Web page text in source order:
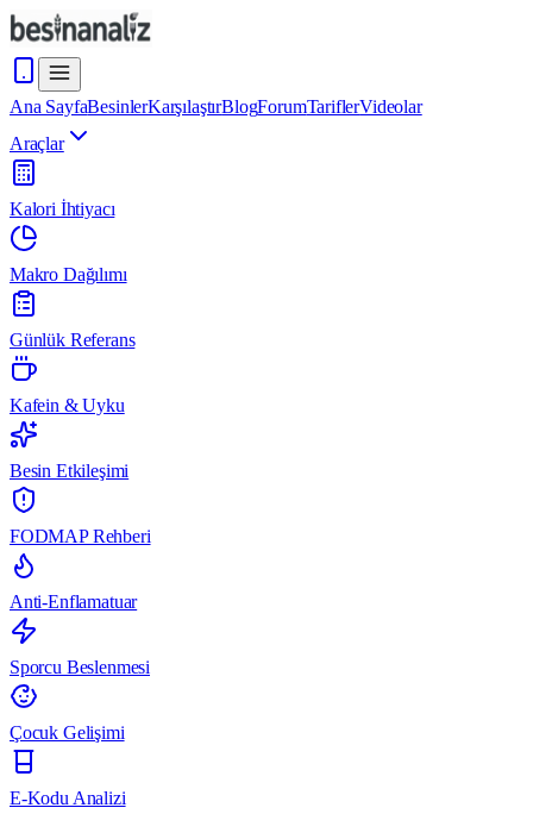
Ana SayfaBesinlerKarşılaştırBlogForumTariflerVideolar
Araçlar
Kalori İhtiyacı
Makro Dağılımı
Günlük Referans
Kafein & Uyku
Besin Etkileşimi
FODMAP Rehberi
Anti-Enflamatuar
Sporcu Beslenmesi
Çocuk Gelişimi
E-Kodu Analizi